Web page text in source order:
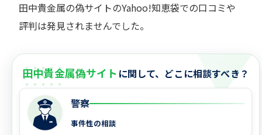
田中貴金属の偽サイトのYahoo!知恵袋での口コミや
評判は発見されませんでした。
田中貴金属偽サイト に関して、どこに相談すべき？
警察
事件性の相談